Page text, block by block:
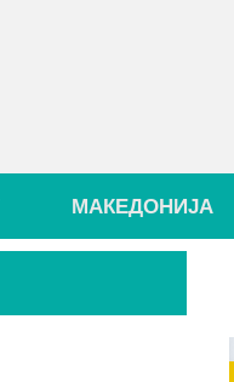
МАКЕДОНИЈА